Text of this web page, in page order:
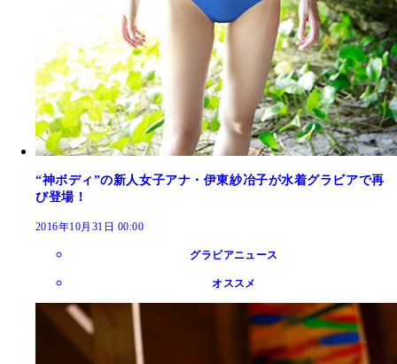
“神ボディ”の新人女子アナ・伊東紗冶子が水着グラビアで再
び登場！
2016年10月31日 00:00
グラビアニュース
オススメ